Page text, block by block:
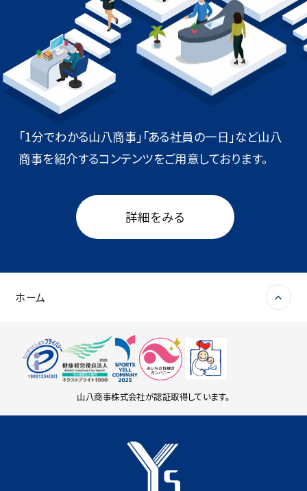
「1分でわかる山八商事」「ある社員の一日」など山八
商事を紹介するコンテンツをご用意しております。
詳細をみる
ホーム
山八商事株式会社が認証取得しています。